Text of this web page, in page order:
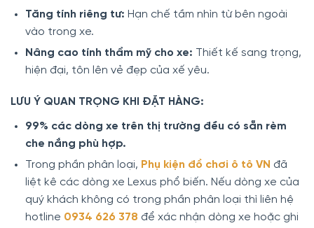
Tăng tính riêng tư: Hạn chế tầm nhìn từ bên ngoài
vào trong xe.
Nâng cao tính thẩm mỹ cho xe: Thiết kế sang trọng,
hiện đại, tôn lên vẻ đẹp của xế yêu.
LƯU Ý QUAN TRỌNG KHI ĐẶT HÀNG:
99% các dòng xe trên thị trường đều có sẵn rèm
che nắng phù hợp.
Trong phần phân loại, Phụ kiện đồ chơi ô tô VN đã
liệt kê các dòng xe Lexus phổ biến. Nếu dòng xe của
quý khách không có trong phần phân loại thì liên hệ
hotline 0934 626 378 để xác nhận dòng xe hoặc ghi